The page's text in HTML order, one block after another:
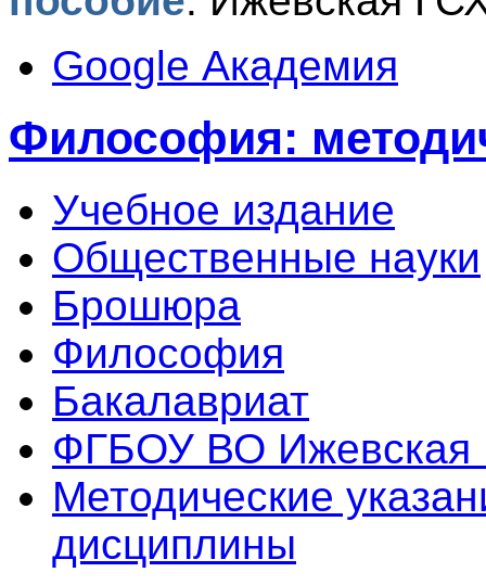
Google Академия
Философия:
Учебное издание
Общественные науки
Брошюра
Философия
Бакалавриат
ФГБОУ ВО Ижевская
Методические
дисциплины